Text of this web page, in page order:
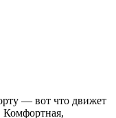
— вот что движет
Комфортная,